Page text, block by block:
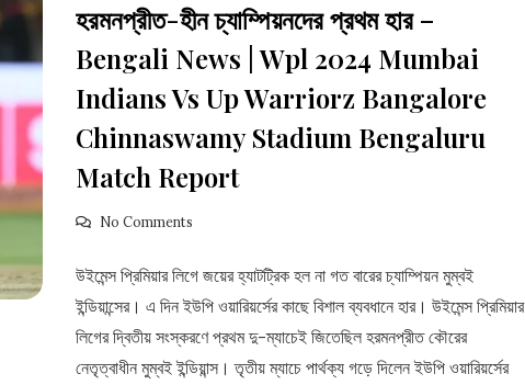
হরমনপ্রীত-হীন চ্যাম্পিয়নদের প্রথম হার –
Bengali News | Wpl 2024 Mumbai
Indians Vs Up Warriorz Bangalore
Chinnaswamy Stadium Bengaluru
Match Report
No Comments
উইমেন্স প্রিমিয়ার লিগে জয়ের হ্যাটট্রিক হল না গত বারের চ্যাম্পিয়ন মুম্বই
ইন্ডিয়ান্সের। এ দিন ইউপি ওয়ারিয়র্সের কাছে বিশাল ব্যবধানে হার। উইমেন্স প্রিমিয়ার
লিগের দ্বিতীয় সংস্করণে প্রথম দু-ম্যাচেই জিতেছিল হরমনপ্রীত কৌরের
নেতৃত্বাধীন মুম্বই ইন্ডিয়ান্স। তৃতীয় ম্যাচে পার্থক্য গড়ে দিলেন ইউপি ওয়ারিয়র্সের